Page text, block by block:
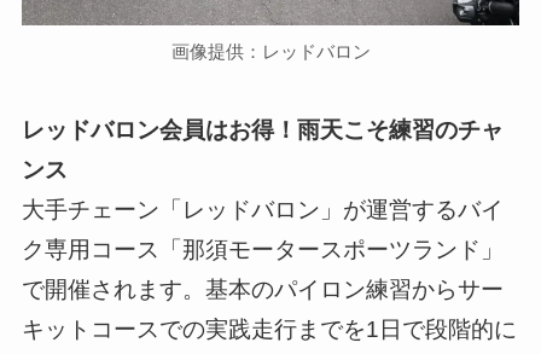
画像提供：レッドバロン
レッドバロン会員はお得！雨天こそ練習のチャ
ンス
大手チェーン「レッドバロン」が運営するバイ
ク専用コース「那須モータースポーツランド」
で開催されます。基本のパイロン練習からサー
キットコースでの実践走行までを1日で段階的に